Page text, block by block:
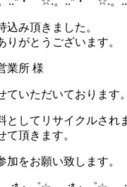
み頂きました。
がとうございます。
所 様
ただいております。
してリサイクルされ
頂きます。
をお願い致します。